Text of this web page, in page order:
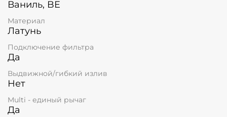
Ваниль, BE
Материал
Латунь
Подключение фильтра
Да
Выдвижной/гибкий излив
Нет
Multi - единый рычаг
Да